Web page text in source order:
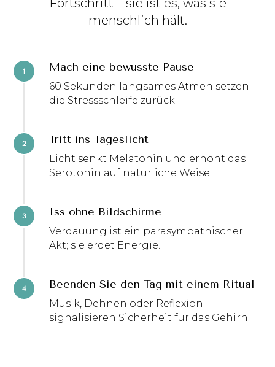
Fortschritt – sie ist es, was sie
menschlich hält.
Mach eine bewusste Pause
60 Sekunden langsames Atmen setzen
die Stressschleife zurück.
Tritt ins Tageslicht
Licht senkt Melatonin und erhöht das
Serotonin auf natürliche Weise.
Iss ohne Bildschirme
Verdauung ist ein parasympathischer
Akt; sie erdet Energie.
Beenden Sie den Tag mit einem Ritual
Musik, Dehnen oder Reflexion
signalisieren Sicherheit für das Gehirn.